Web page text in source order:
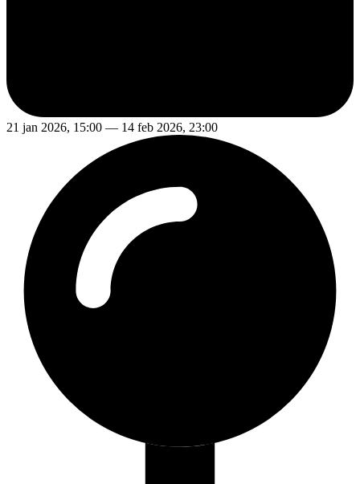
21 jan 2026, 15:00 — 14 feb 2026, 23:00